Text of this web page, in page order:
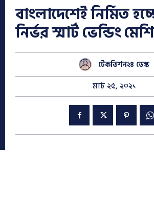
বাংলাদেশেই নির্মিত
নির্ভর স্মার্ট ভেন্ডিং
টেকভিশন২৪ ডেস্ক
মার্চ ২৫, ২০২১